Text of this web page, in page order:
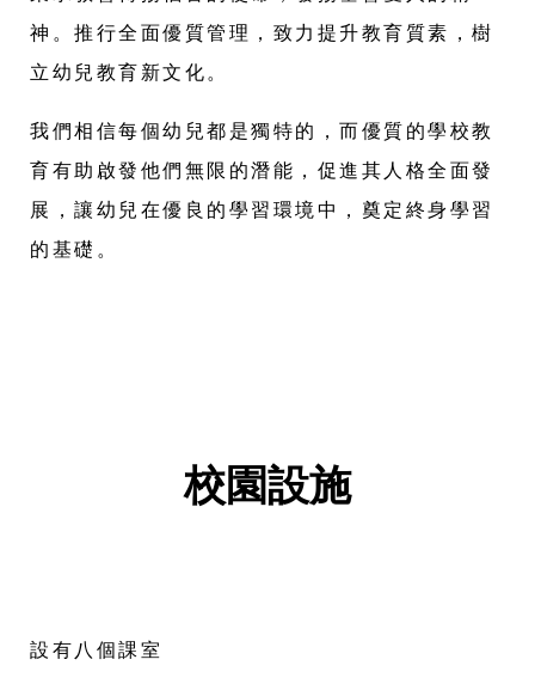
神。推行全面優質管理，致力提升教育質素，樹
立幼兒教育新文化。
我們相信每個幼兒都是獨特的，而優質的學校教
育有助啟發他們無限的潛能，促進其人格全面發
展，讓幼兒在優良的學習環境中，奠定終身學習
的基礎。
校園設施
設有八個課室